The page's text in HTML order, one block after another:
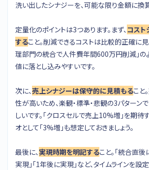
洗い出したシナジーを、可能な限り金額に換算
定量化のポイントは3つあります。まず、 コスト
すること。削減できるコストは比較的正確に
理部門の統合で人件費年間600万円削減」の
値に落とし込みやすいです。
次に、売上シナジーは保守的に見積もること
性が高いため、楽観・標準・悲観の3パターン
しいです。「クロスセルで売上10%増」を期待
オとして「3%増」も想定しておきましょう。
最後に、実現時期を明記すること。「統合直
実現」「1年後に実現」など、タイムラインを設